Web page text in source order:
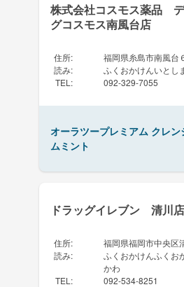
株式会社コスモス薬品
グコスモス南風台店
住所:
福岡県糸島市南風台
読み:
ふくおかけんいとし
TEL : 092-329-7055
オーラツープレミアム クレ
ムミント
ドラッグイレブン 清川店
住所:
福岡県福岡市中央区
読み:
ふくおかけんふくお
かわ
TEL : 092-534-8251